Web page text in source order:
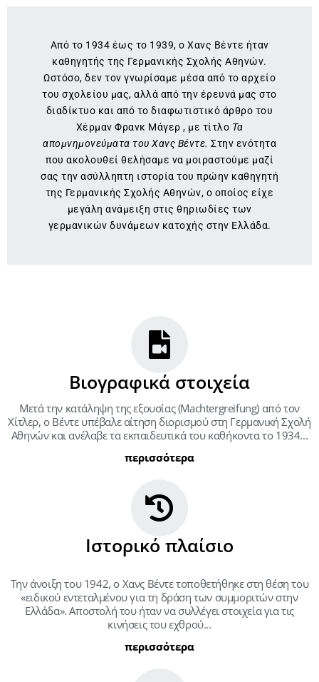
Από το 1934 έως το 1939, ο Χανς Βέντε ήταν
καθηγητής της Γερμανικής Σχολής Αθηνών.
Ωστόσο, δεν τον γνωρίσαμε μέσα από το αρχείο
του σχολείου μας, αλλά από την έρευνά μας στο
διαδίκτυο και από το διαφωτιστικό άρθρο του
Χέρμαν Φρανκ Μάγερ , με τίτλο Τα
απομνημονεύματα του Χανς Βέντε. Στην ενότητα
που ακολουθεί θελήσαμε να μοιραστούμε μαζί
σας την ασύλληπτη ιστορία του πρώην καθηγητή
της Γερμανικής Σχολής Αθηνών, ο οποίος είχε
μεγάλη ανάμειξη στις θηριωδίες των
γερμανικών δυνάμεων κατοχής στην Ελλάδα.
Βιογραφικά στοιχεία
Μετά την κατάληψη της εξουσίας (Machtergreifung) από τον
Χίτλερ, ο Βέντε υπέβαλε αίτηση διορισμού στη Γερμανική Σχολή
Αθηνών και ανέλαβε τα εκπαιδευτικά του καθήκοντα το 1934...
περισσότερα
Ιστορικό πλαίσιο
Την άνοιξη του 1942, ο Χανς Βέντε τοποθετήθηκε στη θέση του
«ειδικού εντεταλμένου για τη δράση των συμμοριτών στην
Ελλάδα». Αποστολή του ήταν να συλλέγει στοιχεία για τις
κινήσεις του εχθρού...
περισσότερα